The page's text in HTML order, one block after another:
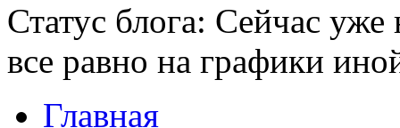
Статус блога: Сейчас
все равно на графики
Главная